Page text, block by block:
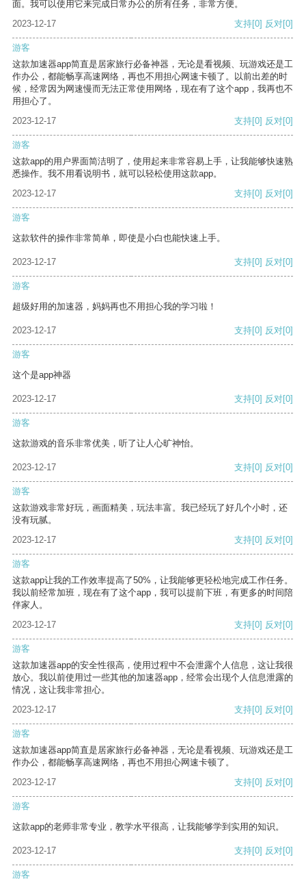
面。我可以使用它来完成日常办公的所有任务，非常方便。
2023-12-17
支持[0] 反对[0]
游客
这款加速器app简直是居家旅行必备神器，无论是看视频、玩游戏还是工
作办公，都能畅享高速网络，再也不用担心网速卡顿了。以前出差的时
候，经常因为网速慢而无法正常使用网络，现在有了这个app，我再也不
用担心了。
2023-12-17
支持[0] 反对[0]
游客
这款app的用户界面简洁明了，使用起来非常容易上手，让我能够快速熟
悉操作。我不用看说明书，就可以轻松使用这款app。
2023-12-17
支持[0] 反对[0]
游客
这款软件的操作非常简单，即使是小白也能快速上手。
2023-12-17 支持[0] 反对[0]
游客
超级好用的加速器，妈妈再也不用担心我的学习啦！
2023-12-17 支持[0] 反对[0]
游客
这个是app神器
2023-12-17 支持[0] 反对[0]
游客
这款游戏的音乐非常优美，听了让人心旷神怡。
2023-12-17 支持[0] 反对[0]
游客
这款游戏非常好玩，画面精美，玩法丰富。我已经玩了好几个小时，还
没有玩腻。
2023-12-17
支持[0] 反对[0]
游客
这款app让我的工作效率提高了50%，让我能够更轻松地完成工作任务。
我以前经常加班，现在有了这个app，我可以提前下班，有更多的时间陪
伴家人。
2023-12-17
支持[0] 反对[0]
游客
这款加速器app的安全性很高，使用过程中不会泄露个人信息，这让我很
放心。我以前使用过一些其他的加速器app，经常会出现个人信息泄露的
情况，这让我非常担心。
2023-12-17
支持[0] 反对[0]
游客
这款加速器app简直是居家旅行必备神器，无论是看视频、玩游戏还是工
作办公，都能畅享高速网络，再也不用担心网速卡顿了。
2023-12-17
支持[0] 反对[0]
游客
这款app的老师非常专业，教学水平很高，让我能够学到实用的知识。
2023-12-17 支持[0] 反对[0]
游客